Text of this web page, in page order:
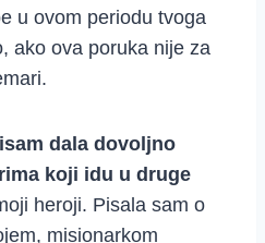
u ovom periodu tvoga
ako ova poruka nije za
dala dovoljno
koji idu u druge
heroji. Pisala sam o
misionarkom